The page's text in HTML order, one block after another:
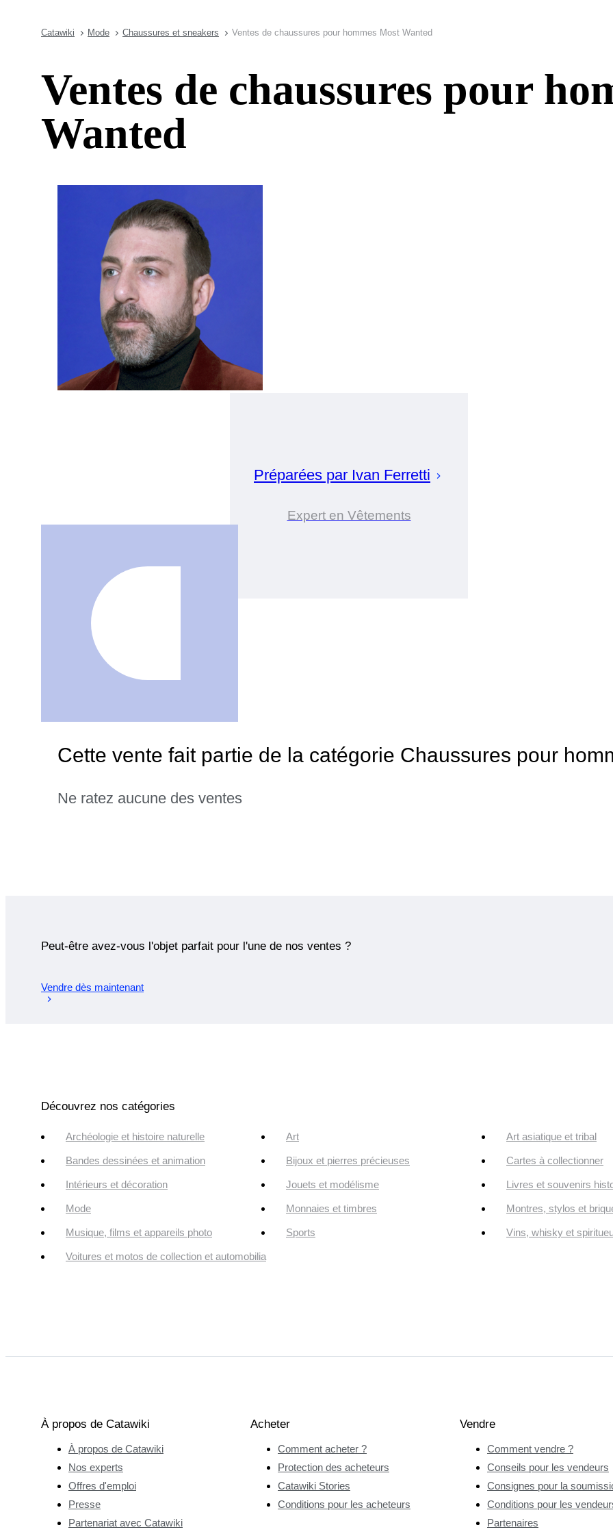
Catawiki Mode Chaussures et sneakers Ventes de chaussures pour hommes Most Wanted
Ventes de chaussures pour
Wanted
Préparées par Ivan Ferretti
Expert en Vêtements
Cette vente fait partie de la catégorie Chaussures pour
Ne ratez aucune des ventes
Peut-être avez-vous l'objet parfait pour l'une de nos ventes ?
Vendre dès maintenant
Découvrez nos catégories
Archéologie et histoire naturelle Art Art asiatique et tribal
Bandes dessinées et animation Bijoux et pierres précieuses Cartes à collectionner
Intérieurs et décoration Jouets et modélisme Livres et souvenirs
Mode Monnaies et timbres Montres, stylos et
Musique, films et appareils photo Sports Vins, whisky et
Voitures et motos de collection et automobilia
À propos de Catawiki
À propos de Catawiki
Nos experts
Offres d'emploi
Presse
Partenariat avec Catawiki
Acheter
Comment acheter ?
Protection des acheteurs
Catawiki Stories
Conditions pour les acheteurs
Vendre
Comment vendre ?
Conseils pour les vendeurs
Consignes pour la
Conditions pour les
Partenaires